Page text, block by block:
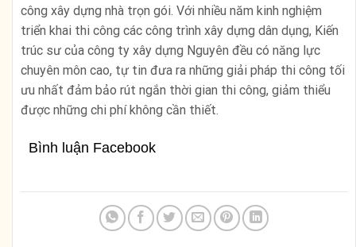
công xây dựng nhà trọn gói. Với nhiều năm kinh nghiệm
triển khai thi công các công trình xây dựng dân dụng, Kiến
trúc sư của công ty xây dựng Nguyên đều có năng lực
chuyên môn cao, tự tin đưa ra những giải pháp thi công tối
ưu nhất đảm bảo rút ngắn thời gian thi công, giảm thiểu
được những chi phí không cần thiết.
Bình luận Facebook